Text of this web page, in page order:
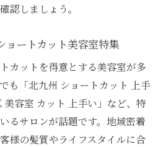
認しましょう。
ョートカット美容室特集
カットを得意とする美容室が多
も「北九州 ショートカット 上手
美容室 カット 上手い」など、特
るサロンが話題です。地域密着
様の髪質やライフスタイルに合